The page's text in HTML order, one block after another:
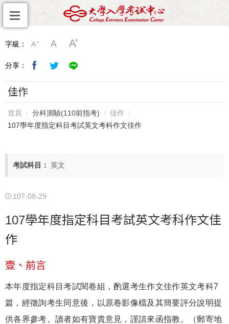
字級：
分享：
佳作
首頁 分科測驗(110前指考)
佳作
107學年度指定科目考試英文考科作文佳作
考試科目 英文
107-08-29
107學年度指定科目考試英文考科作文佳
作
壹、前言
本年度指定科目考試閱卷組，酌選考生作文佳作英文考科7
篇，經徵詢考生同意後，以原卷影像檔及其簡要評分說明提
供各界參考。讀者如有寶貴意見，謹請來函指教。（郵寄地